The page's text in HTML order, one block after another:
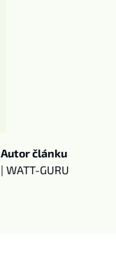
Autor článku
| WATT-GURU